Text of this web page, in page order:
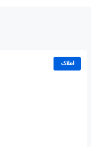
املاک